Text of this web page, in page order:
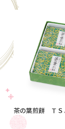
茶の葉煎餅 ＴＳ